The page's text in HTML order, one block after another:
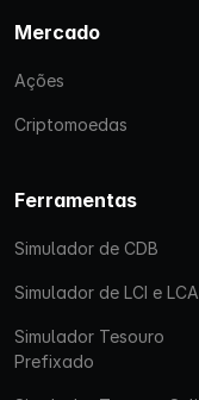
Mercado
Ações
Criptomoedas
Ferramentas
Simulador de CDB
Simulador de LCI e LCA
Simulador Tesouro
Prefixado